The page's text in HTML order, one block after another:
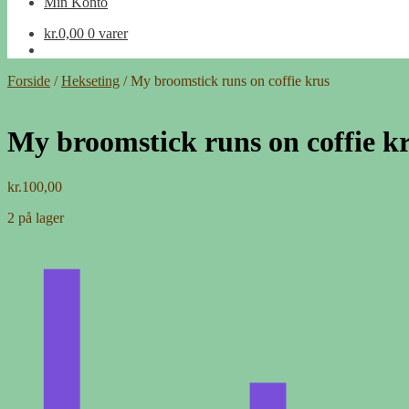
kr.0,00 0 varer
Forside /Hekseting /My broomstick runs on coffie krus
My broomstick runs on coffie
kr.100,00
2 på lager